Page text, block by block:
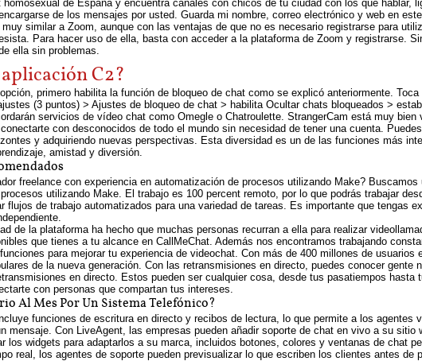
homosexual de España y encuentra canales con chicos de tu ciudad con los que hablar,
de los mensajes por usted. Guarda mi nombre, correo electrónico y web en
muy similar a Zoom, aunque con las ventajas de que no es necesario registrarse para
Para hacer uso de ella, basta con acceder a la plataforma de Zoom y registrarse.
ella sin problemas.
C2?
primero habilita la función de bloqueo de chat como se explicó anteriormente.
(3 puntos) > Ajustes de bloqueo de chat > ​​habilita Ocultar chats bloqueados >
servicios de vídeo chat como Omegle o Chatroulette. StrangerCam está muy
con desconocidos de todo el mundo sin necesidad de tener una cuenta.
y adquiriendo nuevas perspectivas. Esta diversidad es un de las funciones más
amistad y diversión.
freelance con experiencia en automatización de procesos utilizando Make?
utilizando Make. El trabajo es 100 percent remoto, por lo que podrás trabajar
flujos de trabajo automatizados para una variedad de tareas. Es importante que tengas
de la plataforma ha hecho que muchas personas recurran a ella para realizar
que tienes a tu alcance en CallMeChat. Además nos encontramos trabajando
para mejorar tu experiencia de videochat. Con más de 400 millones de
de la nueva generación. Con las retransmisiones en directo, puedes conocer gente
en directo. Estos pueden ser cualquier cosa, desde tus pasatiempos
con personas que compartan tus intereses.
Al Mes Por Un Sistema Telefónico?
funciones de escritura en directo y recibos de lectura, lo que permite a los
mensaje. Con LiveAgent, las empresas pueden añadir soporte de chat en vivo a su
los widgets para adaptarlos a su marca, incluidos botones, colores y ventanas de chat
real, los agentes de soporte pueden previsualizar lo que escriben los clientes antes de